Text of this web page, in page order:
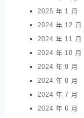
2025 年 1 月
2024 年 12 月
2024 年 11 月
2024 年 10 月
2024 年 9 月
2024 年 8 月
2024 年 7 月
2024 年 6 月